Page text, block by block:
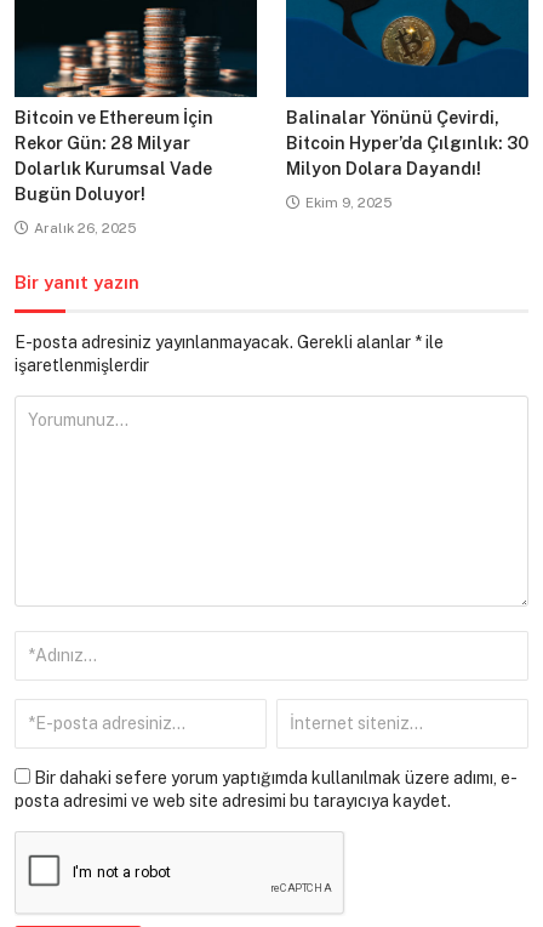
Bitcoin ve Ethereum İçin
Rekor Gün: 28 Milyar
Dolarlık Kurumsal Vade
Bugün Doluyor!
Aralık 26, 2025
Balinalar Yönünü Çevirdi,
Bitcoin Hyper’da Çılgınlık: 30
Milyon Dolara Dayandı!
Ekim 9, 2025
Bir yanıt yazın
E-posta adresiniz yayınlanmayacak. Gerekli alanlar *ile
işaretlenmişlerdir
Bir dahaki sefere yorum yaptığımda kullanılmak üzere adımı, e-
posta adresimi ve web site adresimi bu tarayıcıya kaydet.